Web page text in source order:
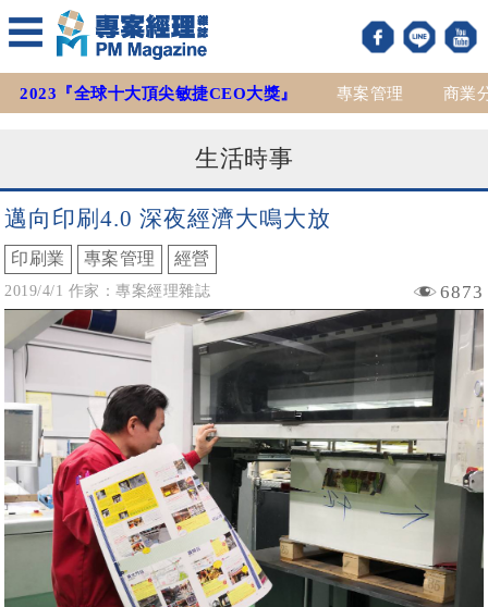
2023『全球十大頂尖敏捷CEO大獎』 專案管理 商業
生活時事
邁向印刷4.0 深夜經濟大鳴大放
印刷業 專案管理 經營
2019/4/1 作家：專案經理雜誌 6873